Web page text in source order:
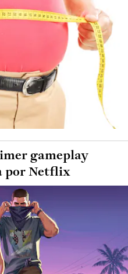
gameplay
por Netflix